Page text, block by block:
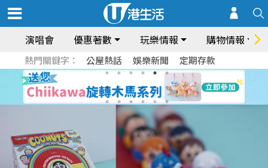
演唱會 優惠著數 玩樂情報 購物情報
熱門關鍵字： 公屋熱話 娛樂新聞 定期存款